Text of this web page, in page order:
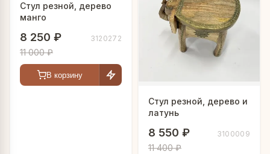
Стул резной, дерево
манго
8 250 ₽
11 000 ₽
3120272
В корзину
Стул резной, дерево и
латунь
8 550 ₽
11 400 ₽
3100009